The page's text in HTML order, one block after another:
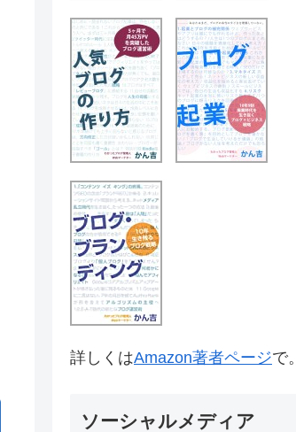
詳しくはAmazon著者ページで。
ソーシャルメディア